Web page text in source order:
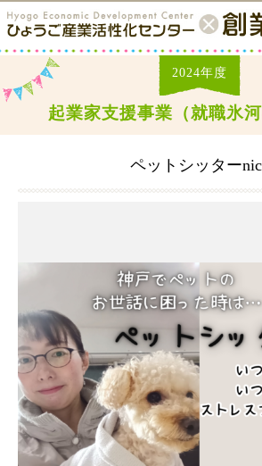
2024年度
起業家支援事業（就職氷河
ペットシッター